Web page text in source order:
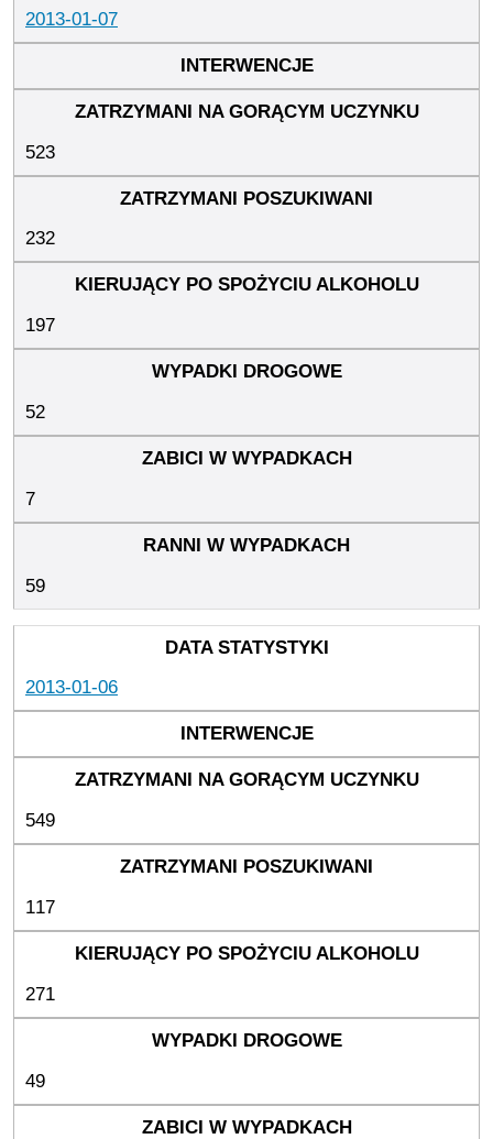
2013-01-07
523
232
197
52
7
59
2013-01-06
549
117
271
49